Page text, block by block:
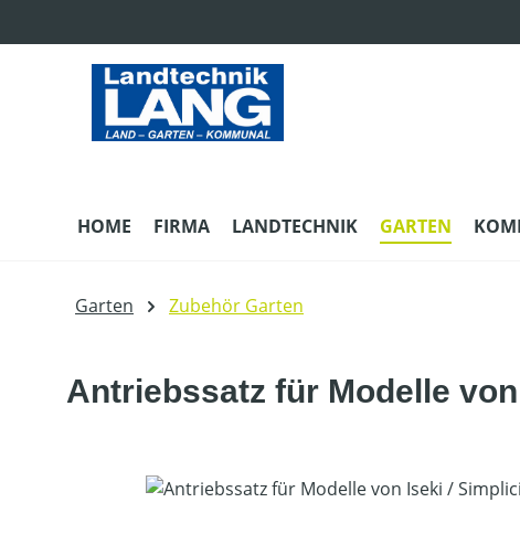
HOME FIRMA LANDTECHNIK GARTEN
Garten Zubehör Garten
Antriebssatz für Modelle
Bildergalerie überspringen